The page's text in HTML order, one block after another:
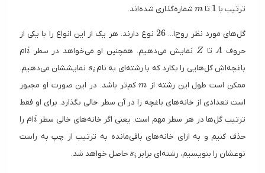
ترتیب با
1
1 تا
m
m شماره‌گذاری شده‌اند.
گل‌های مورد نظر روح‌ا...
26
26 نوع دارند. هر یک از این انواع را با یکی از
حروف
A
AتاZ
Z نمایش می‌دهیم. همچنین او می‌خواهد در سطر iام
باغچه‌اش گل‌هایی را بکارد که با رشته‌ای به نام
s_i
si
نمایششان می‌دهیم.
ممکن است طول این رشته از
m
mکم‌تر باشد. در این صورت او مجبور
است تعدادی از خانه‌های باغچه را در آن سطر خالی بگذارد. برای او فقط
ترتیب گل‌ها در هر سطر مهم است. یعنی اگر خانه‌های خالی سطر i
iام را
حذف کنیم و به ازای خانه‌های باقی‌مانده به ترتیب از چپ به راست
نوعشان را بنویسیم، رشته‌ای برابر
s_i
si حاصل خواهد شد.